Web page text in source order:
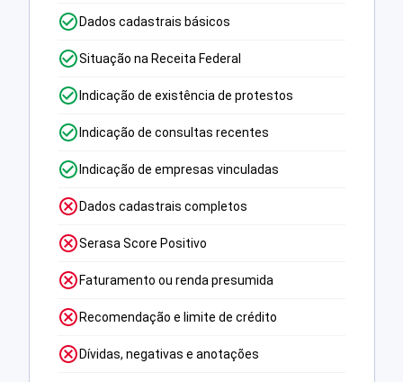
Dados cadastrais básicos
Situação na Receita Federal
Indicação de existência de protestos
Indicação de consultas recentes
Indicação de empresas vinculadas
Dados cadastrais completos
Serasa Score Positivo
Faturamento ou renda presumida
Recomendação e limite de crédito
Dívidas, negativas e anotações